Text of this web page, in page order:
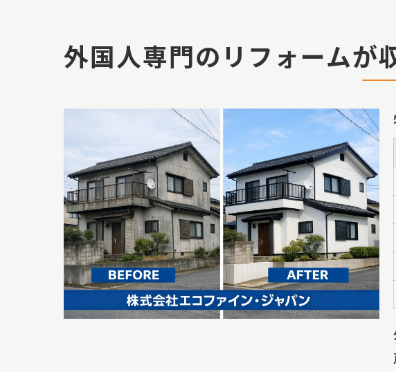
多国籍投資
中国人
内装リ
ホテル
欧米人
内装リ
区分マンシ
外壁リ
区分マ
耐久性
外壁塗
外国人
外国人専門のリフォームが